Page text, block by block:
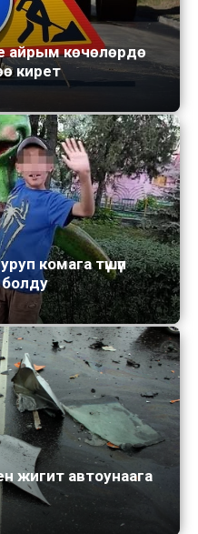
айрым көчөлөрдө
кирет
комага түшүп
болду
жигит автоунаага